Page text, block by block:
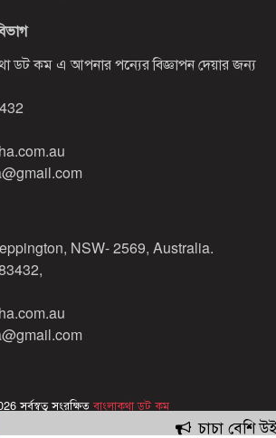
চাচা বেশি
ডট কম এ আপনার পন্যের বিজ্ঞাপন দেয়ার জন্য
NSW- 2569, Australia.
সর্বস্বত্ব সংরক্ষিতবাংলাকথা ডট কম
Developed by
Red Sparrow Digital